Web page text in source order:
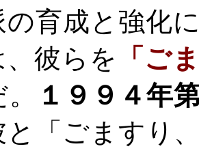
の育成と強化
、彼らを
「ご
１９９４年
と「ごますり